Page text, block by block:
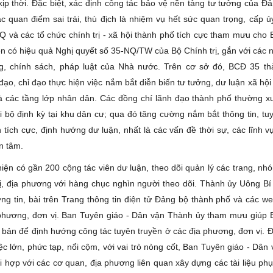
thời. Đặc biệt, xác định công tác bảo vệ nền tảng tư tưởng của
quan điểm sai trái, thù địch là nhiệm vụ hết sức quan trọng, cấp
và các tổ chức chính trị - xã hội thành phố tích cực tham mưu cho
có hiệu quả Nghị quyết số 35-NQ/TW của Bộ Chính trị, gắn với các
chính sách, pháp luật của Nhà nước. Trên cơ sở đó, BCĐ 35
chỉ đạo thực hiện việc nắm bắt diễn biến tư tưởng, dư luận xã
các tầng lớp nhân dân. Các đồng chí lãnh đạo thành phố thường
bộ định kỳ tại khu dân cư; qua đó tăng cường nắm bắt thông tin,
tích cực, định hướng dư luận, nhất là các vấn đề thời sự, các lĩnh
tâm.
có gần 200 cộng tác viên dư luận, theo dõi quản lý các trang,
địa phương với hàng chục nghìn người theo dõi. Thành ủy Uông
tin, bài trên Trang thông tin điện tử Đảng bộ thành phố và các
đơn vị. Ban Tuyên giáo - Dân vận Thành ủy tham mưu giúp
bản để định hướng công tác tuyên truyền ở các địa phương, đơn vị.
lớn, phức tạp, nổi cộm, với vai trò nòng cốt, Ban Tuyên giáo - Dân
hợp với các cơ quan, địa phương liên quan xây dựng các tài liệu